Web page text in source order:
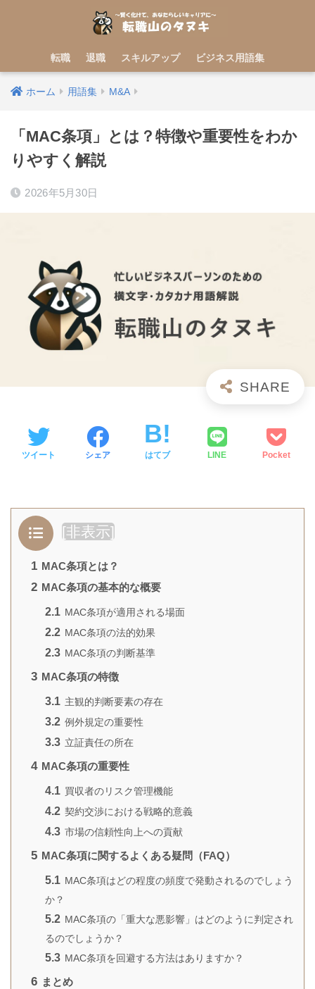
転職 退職 スキルアップ ビジネス用語集
ホーム 用語集 M&A
「MAC条項」とは？特徴や重要性をわか
りやすく解説
2026年5月30日
ツイート シェア はてブ LINE Pocket
[非表示]
1 MAC条項とは？
2 MAC条項の基本的な概要
2.1 MAC条項が適用される場面
2.2 MAC条項の法的効果
2.3 MAC条項の判断基準
3 MAC条項の特徴
3.1 主観的判断要素の存在
3.2 例外規定の重要性
3.3 立証責任の所在
4 MAC条項の重要性
4.1 買収者のリスク管理機能
4.2 契約交渉における戦略的意義
4.3 市場の信頼性向上への貢献
5 MAC条項に関するよくある疑問（FAQ）
5.1 MAC条項はどの程度の頻度で発動されるのでしょう
か？
5.2 MAC条項の「重大な悪影響」はどのように判定され
るのでしょうか？
5.3 MAC条項を回避する方法はありますか？
6 まとめ